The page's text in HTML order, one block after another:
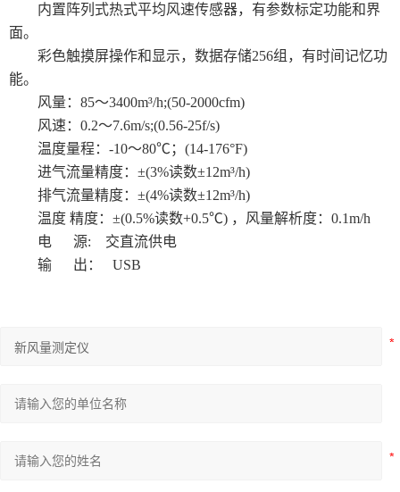
内置阵列式热式平均风速传感器，有参数标定功能和界
面。
彩色触摸屏操作和显示，数据存储256组，有时间记忆功
能。
风量：85～3400m³/h;(50-2000cfm)
风速：0.2～7.6m/s;(0.56-25f/s)
温度量程：-10～80℃；(14-176°F)
进气流量精度：±(3%读数±12m³/h)
排气流量精度：±(4%读数±12m³/h)
温度 精度：±(0.5%读数+0.5℃) ，风量解析度：0.1m/h
电 源: 交直流供电
输 出： USB